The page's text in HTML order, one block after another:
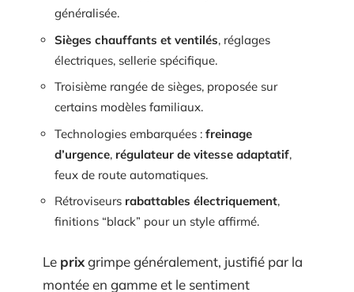
généralisée.
Sièges chauffants et ventilés, réglages
électriques, sellerie spécifique.
Troisième rangée de sièges, proposée sur
certains modèles familiaux.
Technologies embarquées : freinage
d’urgence, régulateur de vitesse adaptatif,
feux de route automatiques.
Rétroviseurs rabattables électriquement,
finitions “black” pour un style affirmé.
Le prixgrimpe généralement, justifié par la
montée en gamme et le sentiment